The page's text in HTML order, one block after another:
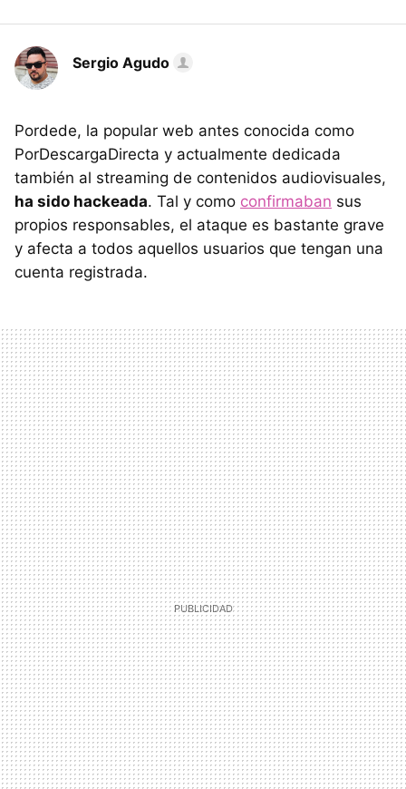
Sergio Agudo
Pordede, la popular web antes conocida como
PorDescargaDirecta y actualmente dedicada
también al streaming de contenidos audiovisuales,
ha sido hackeada. Tal y como confirmaban sus
propios responsables, el ataque es bastante grave
y afecta a todos aquellos usuarios que tengan una
cuenta registrada.